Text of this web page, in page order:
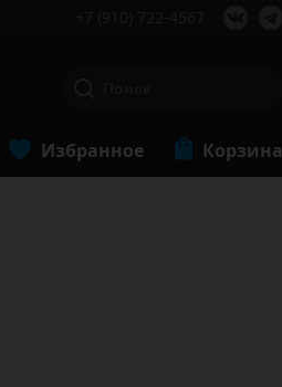
Избранное Корзина